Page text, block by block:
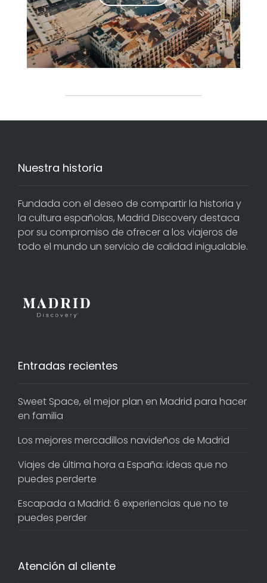
Nuestra historia
Fundada con el deseo de compartir la historia y
la cultura españolas, Madrid Discovery destaca
por su compromiso de ofrecer a los viajeros de
todo el mundo un servicio de calidad inigualable.
Entradas recientes
Sweet Space, el mejor plan en Madrid para hacer
en familia
Los mejores mercadillos navideños de Madrid
Viajes de última hora a España: ideas que no
puedes perderte
Escapada a Madrid: 6 experiencias que no te
puedes perder
Atención al cliente